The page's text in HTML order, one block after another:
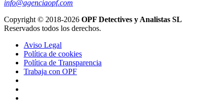
info@agenciaopf.com
Copyright © 2018-2026 OPF Detectives y Analistas SL
Reservados todos los derechos.
Aviso Legal
Política de cookies
Política de Transparencia
Trabaja con OPF